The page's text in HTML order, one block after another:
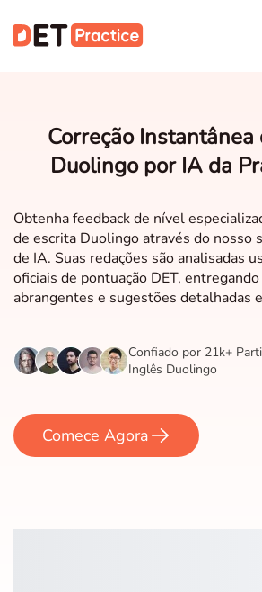
Correção Instantânea
Duolingo por IA da
Obtenha feedback de nível
de escrita Duolingo através do nosso
de IA. Suas redações são analisadas
oficiais de pontuação DET,
abrangentes e sugestões detalhadas
Confiado por 21k+
Inglês Duolingo
Comece Agora